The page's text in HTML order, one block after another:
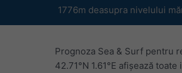
1776m deasupra nivelului
Prognoza Sea & Surf pentru
42.71°N 1.61°E afișează